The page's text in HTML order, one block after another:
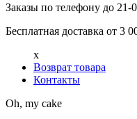
Заказы по телефону до 21-
Бесплатная доставка от 3
x
Возврат товара
Контакты
Oh, my cake